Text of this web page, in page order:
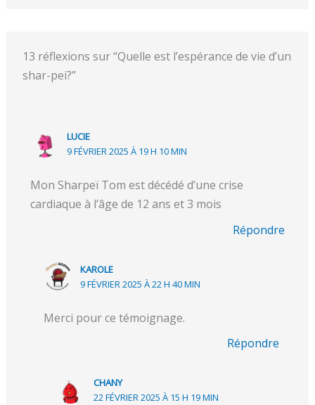
13 réflexions sur “Quelle est l’espérance de vie d’un
shar-pei?”
LUCIE
9 FÉVRIER 2025 À 19 H 10 MIN
Mon Sharpeï Tom est décédé d’une crise
cardiaque à l’âge de 12 ans et 3 mois
Répondre
KAROLE
9 FÉVRIER 2025 À 22 H 40 MIN
Merci pour ce témoignage.
Répondre
CHANY
22 FÉVRIER 2025 À 15 H 19 MIN